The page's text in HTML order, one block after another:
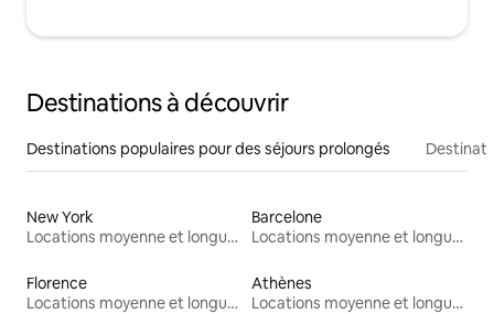
Destinations à découvrir
Destinations populaires pour des séjours prolongés
New York
Locations moyenne et longue durée
Barcelone
Locations moyenne et longue durée
Florence
Locations moyenne et longue durée
Athènes
Locations moyenne et longue durée